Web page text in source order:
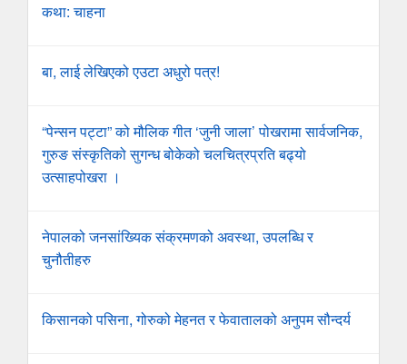
कथा: चाहना
बा, लाई लेखिएको एउटा अधुरो पत्र!
“पेन्सन पट्टा” को मौलिक गीत ‘जुनी जाला’ पोखरामा सार्वजनिक,
गुरुङ संस्कृतिको सुगन्ध बोकेको चलचित्रप्रति बढ्यो
उत्साहपोखरा ।
नेपालको जनसांख्यिक संक्रमणको अवस्था, उपलब्धि र
चुनौतीहरु
किसानको पसिना, गोरुको मेहनत र फेवातालको अनुपम सौन्दर्य